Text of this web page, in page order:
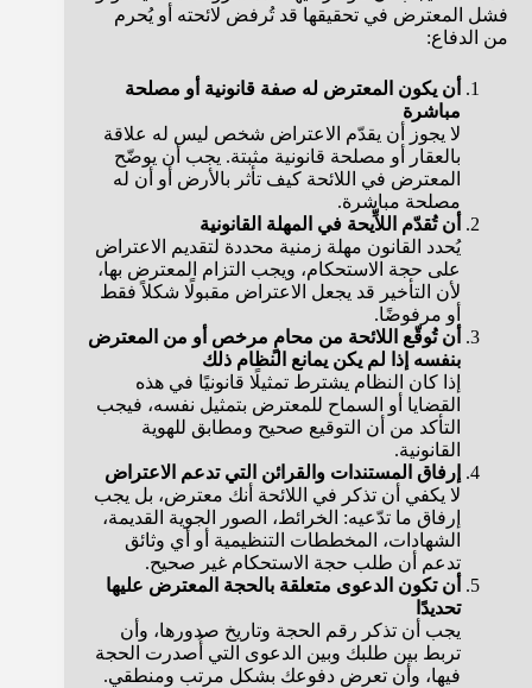
فشل المعترض في تحقيقها قد تُرفض لائحته أو يُحرم
من الدفاع:
أن يكون المعترض له صفة قانونية أو مصلحة
مباشرة
لا يجوز أن يقدّم الاعتراض شخص ليس له علاقة
بالعقار أو مصلحة قانونية مثبتة. يجب أن يوضّح
المعترض في اللائحة كيف تأثر بالأرض أو أن له
مصلحة مباشرة.
أن تُقدّم اللاِّيحة في المهلة القانونية
يُحدد القانون مهلة زمنية محددة لتقديم الاعتراض
على حجة الاستحكام، ويجب التزام المعترض بها،
لأن التأخير قد يجعل الاعتراض مقبولًا شكلاً فقط
أو مرفوضًا.
أن تُوقّع اللائحة من محامٍ مرخص أو من المعترض
بنفسه إذا لم يكن يمانع النظام ذلك
إذا كان النظام يشترط تمثيلًا قانونيًا في هذه
القضايا أو السماح للمعترض بتمثيل نفسه، فيجب
التأكد من أن التوقيع صحيح ومطابق للهوية
القانونية.
إرفاق المستندات والقرائن التي تدعم الاعتراض
لا يكفي أن تذكر في اللائحة أنك معترض، بل يجب
إرفاق ما تدّعيه: الخرائط، الصور الجوية القديمة،
الشهادات، المخططات التنظيمية أو أي وثائق
تدعم أن طلب حجة الاستحكام غير صحيح.
أن تكون الدعوى متعلقة بالحجة المعترض عليها
تحديدًا
يجب أن تذكر رقم الحجة وتاريخ صدورها، وأن
تربط بين طلبك وبين الدعوى التي أُصدرت الحجة
فيها، وأن تعرض دفوعك بشكل مرتب ومنطقي.